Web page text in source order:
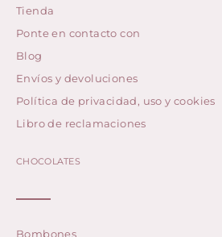
Tienda
Ponte en contacto con
Blog
Envíos y devoluciones
Política de privacidad, uso y cookies
Libro de reclamaciones
CHOCOLATES
Bombones